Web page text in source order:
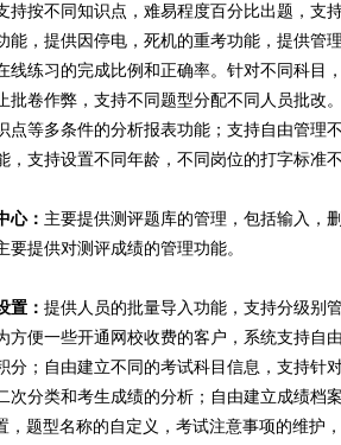
持按不同知识点，难易程度百分比出题，支
能，提供因停电，死机的重考功能，提供管
线练习的完成比例和正确率。针对不同科目
批卷作弊，支持不同题型分配不同人员批
点等多条件的分析报表功能；支持自由管理
，支持设置不同年龄，不同岗位的打字标准不
心： 主要提供测评题库的管理，包括输入，
要提供对测评成绩的管理功能。
置： 提供人员的批量导入功能，支持分级别
方便一些开通网校收费的客户，系统支持自
分；自由建立不同的考试科目信息，支持针
次分类和考生成绩的分析；自由建立成绩档
，题型名称的自定义，考试注意事项的维护